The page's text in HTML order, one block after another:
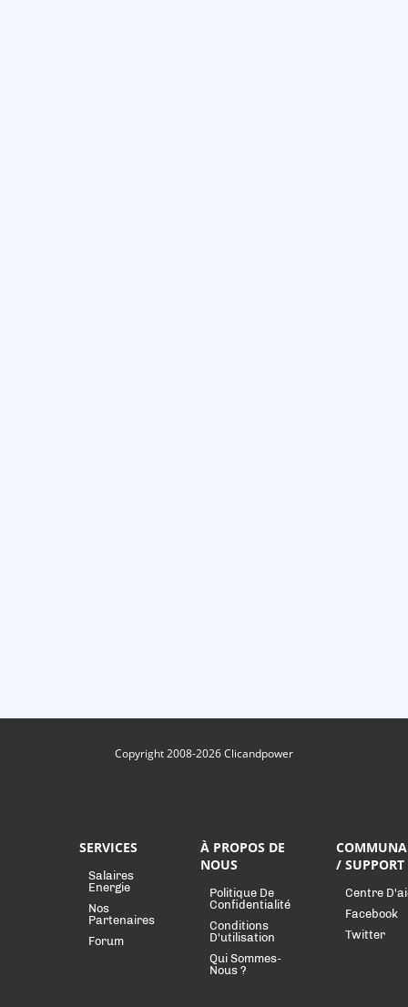
Copyright 2008-2026 Clicandpower
SERVICES
Salaires
Energie
Nos
Partenaires
Forum
À PROPOS DE
NOUS
Politique De
Confidentialité
Conditions
D'utilisation
Qui Sommes-
Nous ?
/ SUPPORT
Centre
Facebook
Twitter